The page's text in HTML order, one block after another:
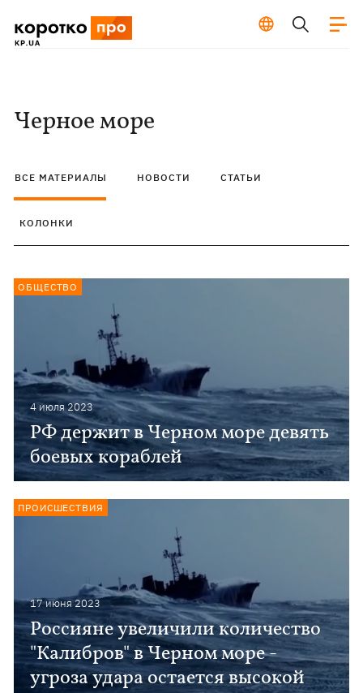
Черное море
ВСЕ МАТЕРИАЛЫ НОВОСТИ СТАТЬИ
КОЛОНКИ
4 июля 2023
РФ держит в Черном море девять
боевых кораблей
ОБЩЕСТВО
17 июня 2023
Россияне увеличили количество
"Калибров" в Черном море -
угроза удара остается высокой
ПРОИСШЕСТВИЯ